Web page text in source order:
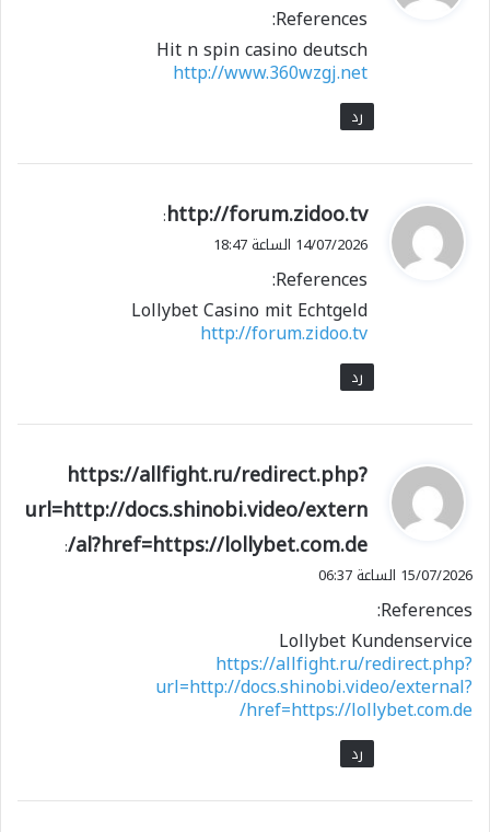
ل
References:
Hit n spin casino deutsch
http://www.360wzgj.net
رد
ي
ق
ل
http://forum.zidoo.tv
:
14/07/2026 الساعة 18:47
References:
Lollybet Casino mit Echtgeld
http://forum.zidoo.tv
رد
ي
و
ل
https://allfight.ru/redirect.php?
url=http://docs.shinobi.video/extern
al?href=https://lollybet.com.de/
:
15/07/2026 الساعة 06:37
References:
Lollybet Kundenservice
https://allfight.ru/redirect.php?
url=http://docs.shinobi.video/external?
href=https://lollybet.com.de/
رد